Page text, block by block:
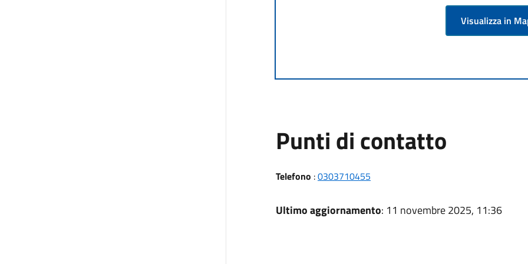
Visualizza in
Punti di contatto
Telefono :0303710455
Ultimo aggiornamento: 11 novembre 2025, 11:36